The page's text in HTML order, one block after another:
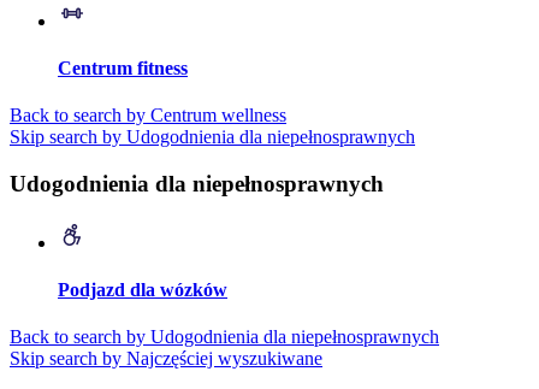
Centrum fitness
Back to search by Centrum wellness
Skip search by Udogodnienia dla niepełnosprawnych
Udogodnienia dla niepełnosprawnych
Podjazd dla wózków
Back to search by Udogodnienia dla niepełnosprawnych
Skip search by Najczęściej wyszukiwane